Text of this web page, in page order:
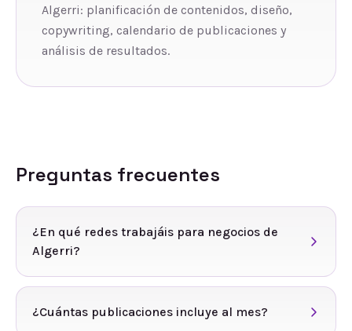
Algerri: planificación de contenidos, diseño,
copywriting, calendario de publicaciones y
análisis de resultados.
Preguntas frecuentes
¿En qué redes trabajáis para negocios de
Algerri?
¿Cuántas publicaciones incluye al mes?